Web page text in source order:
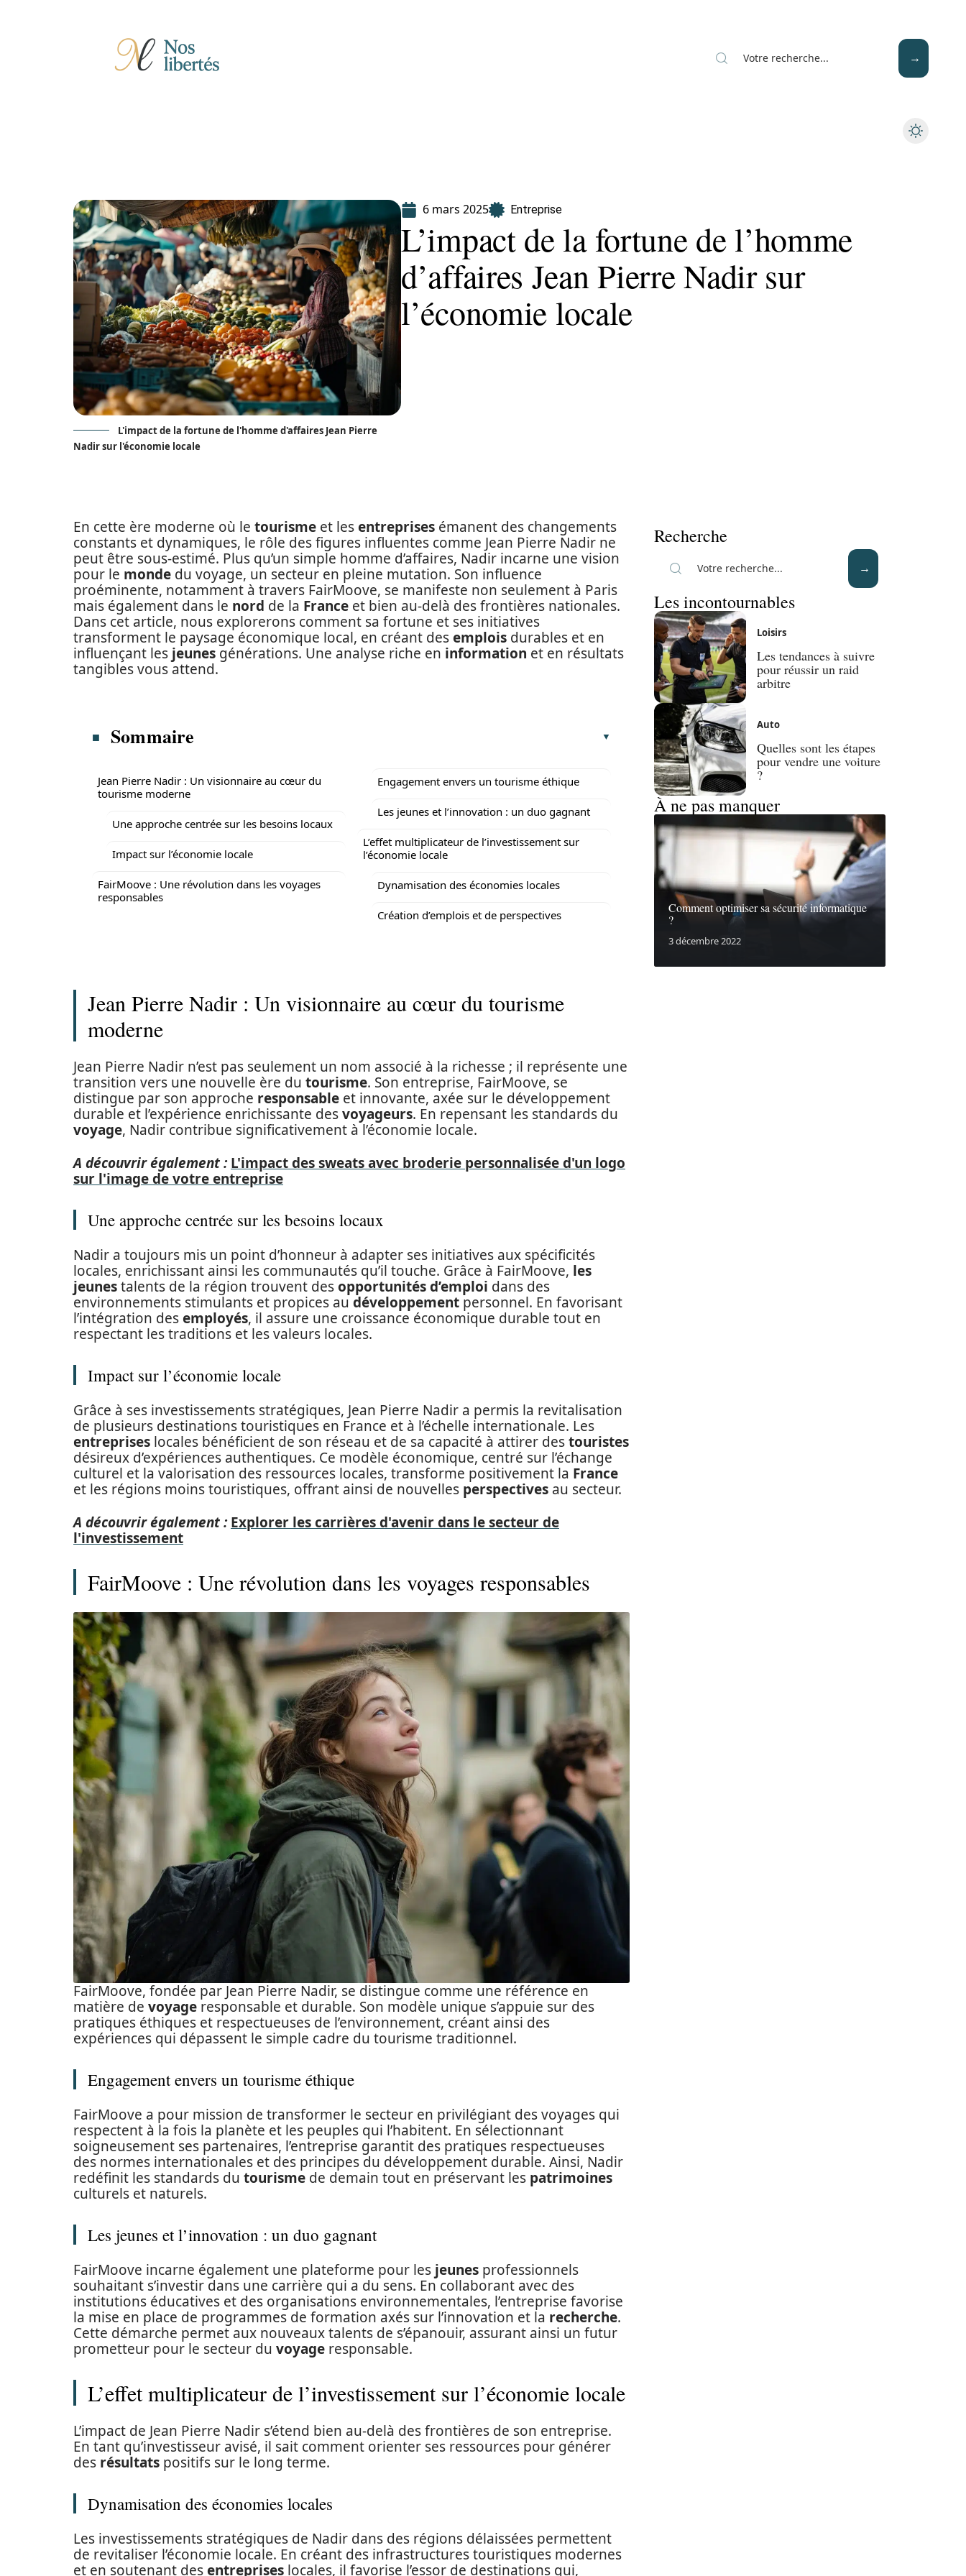
L'impact de la fortune de l'homme d'affaires Jean Pierre
Nadir sur l'économie locale
6 mars 2025 Entreprise
L’impact de la fortune de l’homme
d’affaires Jean Pierre Nadir sur
l’économie locale
En cette ère moderne où le tourisme et lesentreprises émanent des changements
constants et dynamiques, le rôle des figures influentes comme Jean Pierre Nadir ne
peut être sous-estimé. Plus qu’un simple homme d’affaires, Nadir incarne une vision
pour le monde du voyage, un secteur en pleine mutation. Son influence
proéminente, notamment à travers FairMoove, se manifeste non seulement à Paris
mais également dans le nord de la France et bien au-delà des frontières nationales.
Dans cet article, nous explorerons comment sa fortune et ses initiatives
transforment le paysage économique local, en créant desemplois durables et en
influençant les jeunes générations. Une analyse riche en information et en résultats
tangibles vous attend.
Sommaire
Jean Pierre Nadir : Un visionnaire au cœur du
tourisme moderne
Une approche centrée sur les besoins locaux
Impact sur l’économie locale
FairMoove : Une révolution dans les voyages
responsables
Engagement envers un tourisme éthique
Les jeunes et l’innovation : un duo gagnant
L’effet multiplicateur de l’investissement sur
l’économie locale
Dynamisation des économies locales
Création d’emplois et de perspectives
Jean Pierre Nadir : Un visionnaire au cœur du tourisme
moderne
Jean Pierre Nadir n’est pas seulement un nom associé à la richesse ; il représente une
transition vers une nouvelle ère du tourisme. Son entreprise, FairMoove, se
distingue par son approche responsable et innovante, axée sur le développement
durable et l’expérience enrichissante desvoyageurs. En repensant les standards du
voyage, Nadir contribue significativement à l’économie locale.
A découvrir également : L'impact des sweats avec broderie personnalisée d'un logo
sur l'image de votre entreprise
Une approche centrée sur les besoins locaux
Nadir a toujours mis un point d’honneur à adapter ses initiatives aux spécificités
locales, enrichissant ainsi les communautés qu’il touche. Grâce à FairMoove, les
jeunestalents de la région trouvent desopportunités d’emploi dans des
environnements stimulants et propices au développement personnel. En favorisant
l’intégration desemployés, il assure une croissance économique durable tout en
respectant les traditions et les valeurs locales.
Impact sur l’économie locale
Grâce à ses investissements stratégiques, Jean Pierre Nadir a permis la revitalisation
de plusieurs destinations touristiques en France et à l’échelle internationale. Les
entreprises locales bénéficient de son réseau et de sa capacité à attirer destouristes
désireux d’expériences authentiques. Ce modèle économique, centré sur l’échange
culturel et la valorisation des ressources locales, transforme positivement la France
et les régions moins touristiques, offrant ainsi de nouvelles perspectives au secteur.
A découvrir également : Explorer les carrières d'avenir dans le secteur de
l'investissement
FairMoove : Une révolution dans les voyages responsables
FairMoove, fondée par Jean Pierre Nadir, se distingue comme une référence en
matière de voyage responsable et durable. Son modèle unique s’appuie sur des
pratiques éthiques et respectueuses de l’environnement, créant ainsi des
expériences qui dépassent le simple cadre du tourisme traditionnel.
Engagement envers un tourisme éthique
FairMoove a pour mission de transformer le secteur en privilégiant des voyages qui
respectent à la fois la planète et les peuples qui l’habitent. En sélectionnant
soigneusement ses partenaires, l’entreprise garantit des pratiques respectueuses
des normes internationales et des principes du développement durable. Ainsi, Nadir
redéfinit les standards du tourisme de demain tout en préservant les patrimoines
culturels et naturels.
Les jeunes et l’innovation : un duo gagnant
FairMoove incarne également une plateforme pour les jeunes professionnels
souhaitant s’investir dans une carrière qui a du sens. En collaborant avec des
institutions éducatives et des organisations environnementales, l’entreprise favorise
la mise en place de programmes de formation axés sur l’innovation et la recherche.
Cette démarche permet aux nouveaux talents de s’épanouir, assurant ainsi un futur
prometteur pour le secteur du voyage responsable.
L’effet multiplicateur de l’investissement sur l’économie locale
L’impact de Jean Pierre Nadir s’étend bien au-delà des frontières de son entreprise.
En tant qu’investisseur avisé, il sait comment orienter ses ressources pour générer
des résultats positifs sur le long terme.
Dynamisation des économies locales
Les investissements stratégiques de Nadir dans des régions délaissées permettent
de revitaliser l’économie locale. En créant des infrastructures touristiques modernes
et en soutenant desentreprises locales, il favorise l’essor de destinations qui,
Recherche
Les incontournables
Loisirs
Les tendances à suivre
pour réussir un raid
arbitre
Auto
Quelles sont les étapes
pour vendre une voiture
?
À ne pas manquer
Comment optimiser sa sécurité informatique
?
3 décembre 2022